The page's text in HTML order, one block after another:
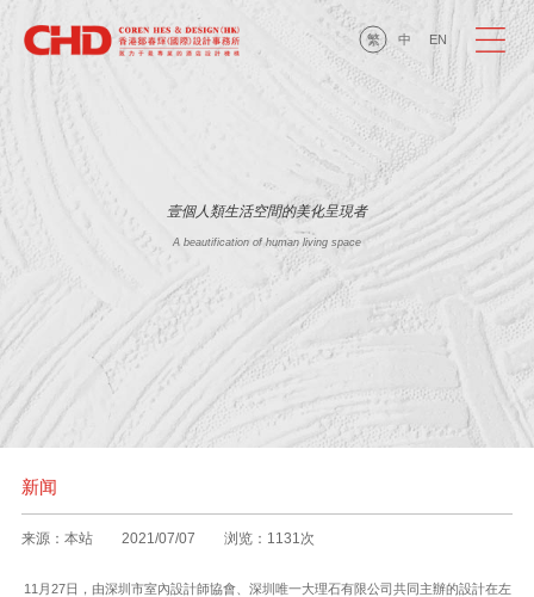
繁 中 EN
壹個人類生活空間的美化呈現者
A beautification of human living space
新闻
来源：本站 2021/07/07 浏览：1131次
11月27日，由深圳市室內設計師協會、深圳唯一大理石有限公司共同主辦的設計在左